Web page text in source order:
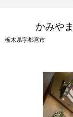
かみや
栃木県宇都宮市